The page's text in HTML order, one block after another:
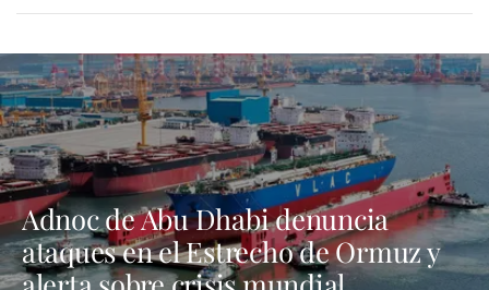
Adnoc de Abu Dhabi denuncia
ataques en el Estrecho de Ormuz y